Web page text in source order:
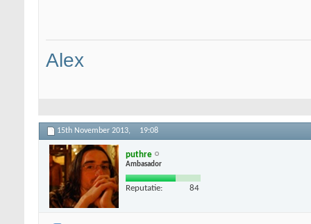
Alex
15th November 2013, 19:08
puthre
Ambasador
Reputatie: 84